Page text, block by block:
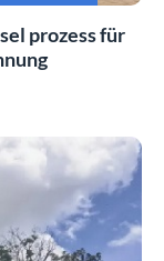
prozess für